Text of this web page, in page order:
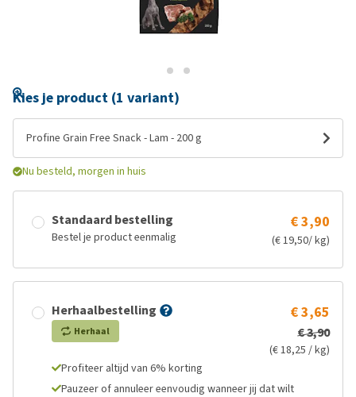
Kies je product (1 variant)
Profine Grain Free Snack - Lam - 200 g
Nu besteld, morgen in huis
Standaard bestelling
Bestel je product eenmalig
€ 3,90
(€ 19,50/ kg)
Herhaalbestelling
Herhaal
€ 3,65
€ 3,90
(€ 18,25 / kg)
Profiteer altijd van 6% korting
Pauzeer of annuleer eenvoudig wanneer jij dat wilt